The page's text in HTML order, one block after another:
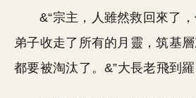
&“宗主，人雖然救回來了
弟子收走了所有的月靈，筑基
都要被淘汰了。&”大長老飛到羅